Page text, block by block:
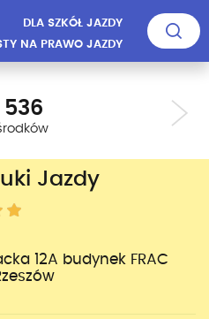
DLA SZKÓŁ JAZDY
NA PRAWO JAZDY
536
Jazdy
12A budynek FRAC